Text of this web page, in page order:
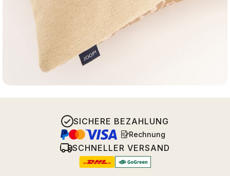
SICHERE BEZAHLUNG
Rechnung
SCHNELLER VERSAND